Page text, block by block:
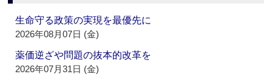
生命守る政策の実現を最優先に
2026年08月07日 (金)
薬価逆ざや問題の抜本的改革を
2026年07月31日 (金)